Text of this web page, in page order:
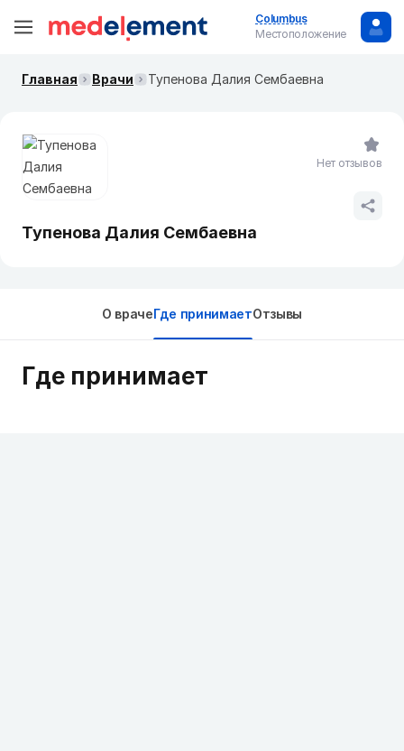
Columbus
Местоположение
Главная Врачи Тупенова Далия Сембаевна
Тупенова Далия Сембаевна
Нет отзывов
О врачеГде принимаетОтзывы
Где принимает